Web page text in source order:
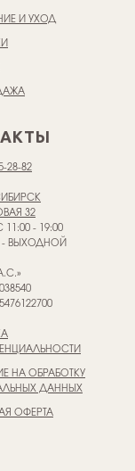
И УХОД
28-82
32
11:00 - 19:00
- ВЫХОДНОЙ
НА ОБРАБОТКУ
ДАННЫХ
ОФЕРТА